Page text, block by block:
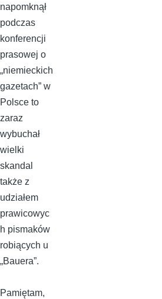
napomknął
podczas
konferencji
prasowej o
„niemieckich
gazetach” w
Polsce to
zaraz
wybuchał
wielki
skandal
także z
udziałem
prawicowyc
h pismaków
robiących u
„Bauera”.
Pamiętam,